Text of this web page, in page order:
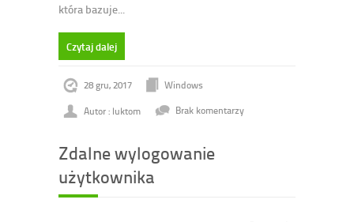
która bazuje...
Czytaj dalej
28 gru, 2017
Windows
Autor : luktom
Brak komentarzy
Zdalne wylogowanie
użytkownika